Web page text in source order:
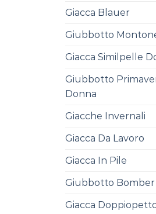
Giacca Blauer
Giubbotto
Giacca Similpelle
Giubbotto
Donna
Giacche Invernali
Giacca Da Lavoro
Giacca In Pile
Giubbotto Bomber
Giacca